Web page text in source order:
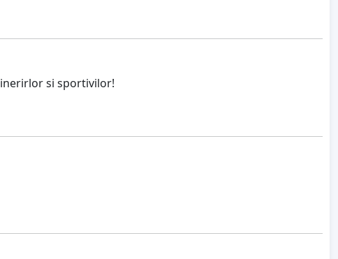
tinerirlor si sportivilor!